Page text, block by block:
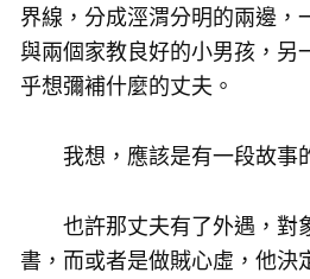
界線，分成涇渭分明的兩邊，
與兩個家教良好的小男孩，另
乎想彌補什麼的丈夫。
我想，應該是有一段故事
也許那丈夫有了外遇，對
書，而或者是做賊心虛，他決